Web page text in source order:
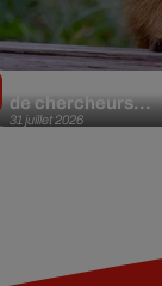
31 juillet 2026
de chercheurs...